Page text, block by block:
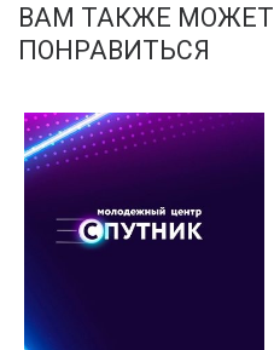
ВАМ ТАКЖЕ МОЖЕТ
ПОНРАВИТЬСЯ